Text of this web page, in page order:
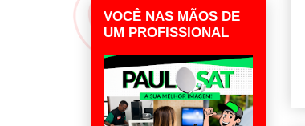
VOCÊ NAS MÃOS DE
UM PROFISSIONAL